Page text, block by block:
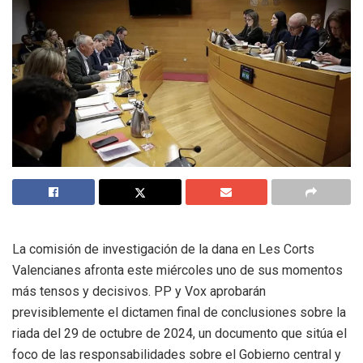
La comisión de investigación de la dana en Les Corts
Valencianes afronta este miércoles uno de sus momentos
más tensos y decisivos. PP y Vox aprobarán
previsiblemente el dictamen final de conclusiones sobre la
riada del 29 de octubre de 2024, un documento que sitúa el
foco de las responsabilidades sobre el Gobierno central y